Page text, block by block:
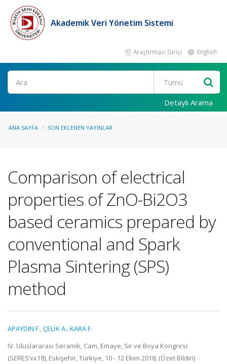
Akademik Veri Yönetim Sistemi
Araştırmacı Girişi English
Ara
Detaylı Arama
ANA SAYFA SON EKLENEN YAYINLAR
Comparison of electrical
properties of ZnO-Bi2O3
based ceramics prepared by
conventional and Spark
Plasma Sintering (SPS)
method
APAYDIN F.,ÇELİK A.,KARA F.
IV. Uluslararası Seramik, Cam, Emaye, Sır ve Boya Kongresi
(SERES’xx18), Eskişehir, Türkiye, 10 - 12 Ekim 2018, (Özet Bildiri)